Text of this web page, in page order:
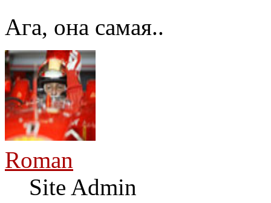
Ага, она самая..
Roman
Site Admin